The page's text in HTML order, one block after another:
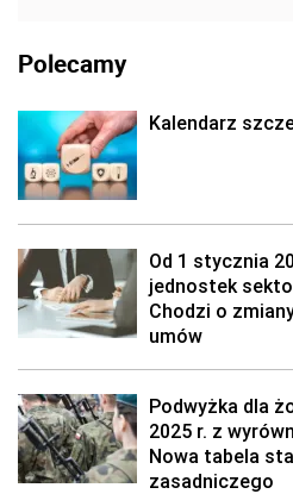
Polecamy
Kalendarz
Od 1 stycznia
jednostek
Chodzi o
umów
Podwyżka dla
2025 r. z
Nowa tabela
zasadniczego